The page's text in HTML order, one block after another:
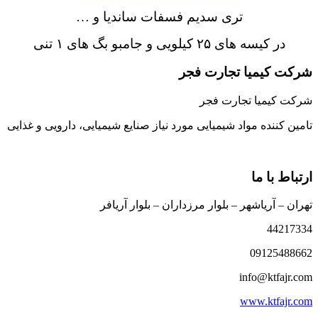
تری سدیم فسفات ساندیا و …
در کیسه های ۲۵ کیلویی و جامبو بگ های ۱ تنی
شرکت کیمیا تجارت فجر
شرکت کیمیا تجارت فجر
تامین کننده مواد شیمیایی مورد نیاز صنایع شیمیایی، دارویی و غذایی
ارتباط با ما
تهران – آریاشهر – بلوار مرزداران – بلوار آریافر
44217334
09125488662
info@ktfajr.com
www.ktfajr.com